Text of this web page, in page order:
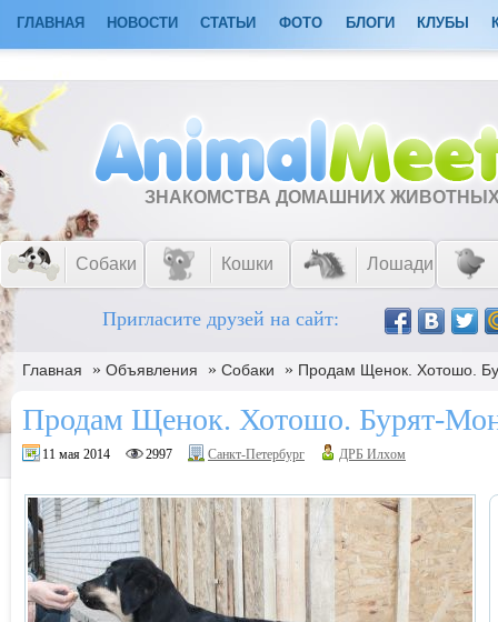
ГЛАВНАЯ НОВОСТИ СТАТЬИ ФОТО БЛОГИ КЛУБЫ
ЗНАКОМСТВА ДОМАШНИХ
Собаки Кошки Лошади
Пригласите друзей на сайт:
Главная » Объявления » Собаки » Продам Щенок. Хотошо.
Продам Щенок. Хотошо. Бурят-
11 мая 2014 2997 Санкт-Петербург ДРБ Илхом